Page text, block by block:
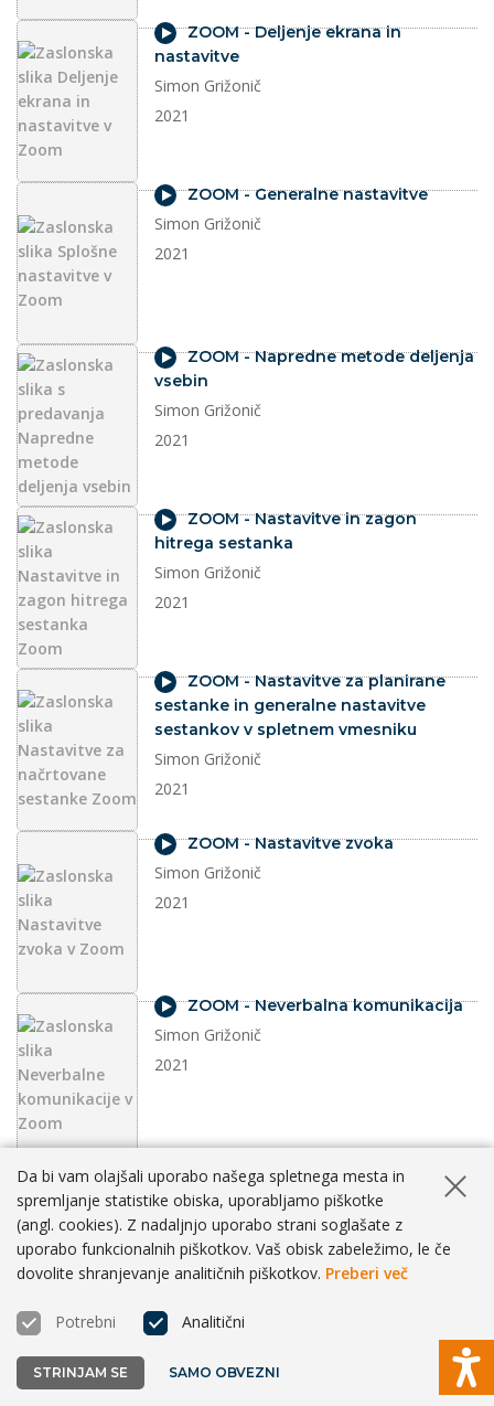
videoZOOM - Deljenje ekrana in
nastavitve
Simon Grižonič
2021
videoZOOM - Generalne nastavitve
Simon Grižonič
2021
videoZOOM - Napredne metode deljenja
vsebin
Simon Grižonič
2021
videoZOOM - Nastavitve in zagon
hitrega sestanka
Simon Grižonič
2021
videoZOOM - Nastavitve za planirane
sestanke in generalne nastavitve
sestankov v spletnem vmesniku
Simon Grižonič
2021
videoZOOM - Nastavitve zvoka
Simon Grižonič
2021
videoZOOM - Neverbalna komunikacija
Simon Grižonič
2021
videoZOOM - Odajanje v živo na Arnes
video, Facebook in YouTube
Simon Grižonič
2021
videoZOOM - Osnovno okno in možnosti
Simon Grižonič
Skrij
Da bi vam olajšali uporabo našega spletnega mesta in
spremljanje statistike obiska, uporabljamo piškotke
(angl. cookies). Z nadaljnjo uporabo strani soglašate z
uporabo funkcionalnih piškotkov. Vaš obisk zabeležimo, le če
dovolite shranjevanje analitičnih piškotkov. Preberi več
Potrebni Analitični
STRINJAM SE SAMO OBVEZNI